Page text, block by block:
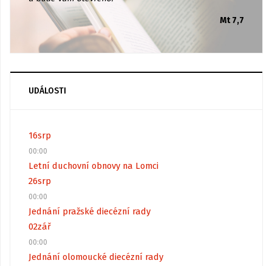
Mt 7,7
UDÁLOSTI
16srp
00:00
Letní duchovní obnovy na Lomci
26srp
00:00
Jednání pražské diecézní rady
02zář
00:00
Jednání olomoucké diecézní rady